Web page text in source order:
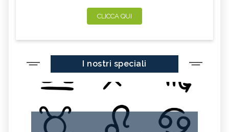
CLICCA QUI
I nostri speciali